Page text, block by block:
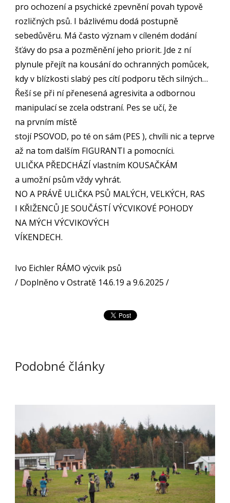
pro ochození a psychické zpevnění povah typově
rozličných psů. I bázlivému dodá postupně
sebedůvěru. Má často význam v cíleném dodání
šťávy do psa a pozměnění jeho priorit. Jde z ní
plynule přejít na kousání do ochranných pomůcek,
kdy v blízkosti slabý pes cítí podporu těch silných…
Řeší se při ní přenesená agresivita a odbornou
manipulací se zcela odstraní. Pes se učí, že
na prvním místě
stojí PSOVOD, po té on sám (PES ), chvíli nic a teprve
až na tom dalším FIGURANTI a pomocníci.
ULIČKA PŘEDCHÁZÍ vlastním KOUSAČKÁM
a umožní psům vždy vyhrát.
NO A PRÁVĚ ULIČKA PSŮ MALÝCH, VELKÝCH, RAS
I KŘIŽENCŮ JE SOUČÁSTÍ VÝCVIKOVÉ POHODY
NA MÝCH VÝCVIKOVÝCH
VÍKENDECH.
Ivo Eichler RÁMO výcvik psů
/ Doplněno v Ostratě 14.6.19 a 9.6.2025 /
Podobné články